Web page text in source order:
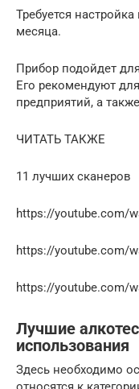
Требуется
месяца.
Прибор подойдет
Его рекомендуют
предприятий, а
ЧИТАТЬ ТАКЖЕ
11 лучших сканеров
https://youtube.com/
https://youtube.com/
https://youtube.com/
Лучшие
использования
Здесь необходимо